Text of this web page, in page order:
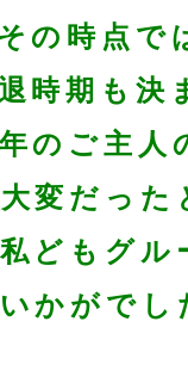
の時点で
時期も決
のご主人
変だった
どもグル
かがでし